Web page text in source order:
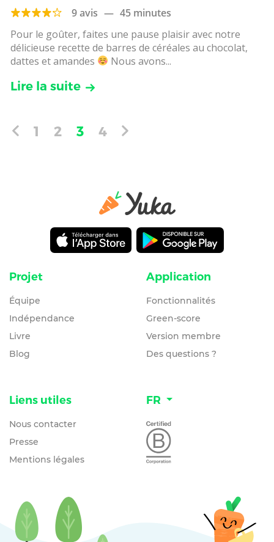
9 avis — 45 minutes
Pour le goûter, faites une pause plaisir avec notre
délicieuse recette de barres de céréales au chocolat,
dattes et amandes
Nous avons...
Lire la suite
1 2 3 4
Projet
Équipe
Indépendance
Livre
Blog
Application
Fonctionnalités
Green-score
Version membre
Des questions ?
Liens utiles
Nous contacter
Presse
Mentions légales
FR